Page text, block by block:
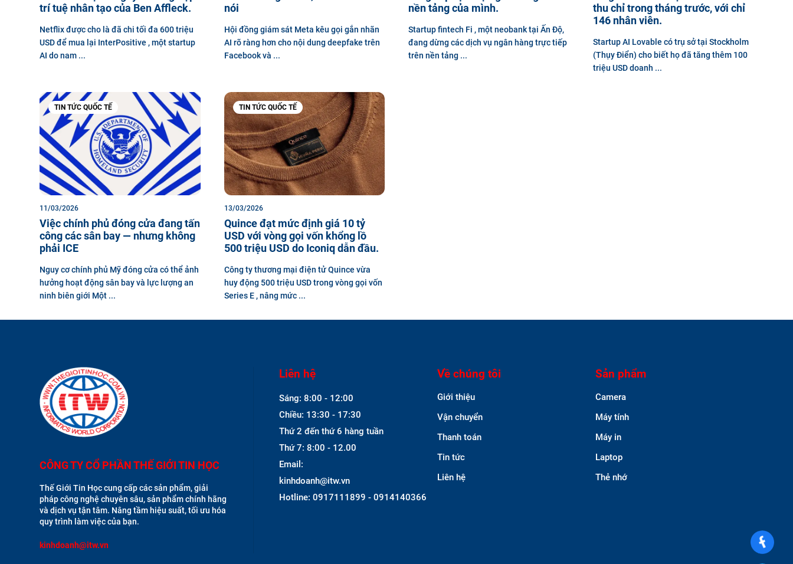
trí tuệ nhân tạo của Ben Affleck.
Netflix được cho là đã chi tối đa 600 triệu
USD để mua lại InterPositive , một startup
AI do nam ...
nói
Hội đồng giám sát Meta kêu gọi gắn nhãn
AI rõ ràng hơn cho nội dung deepfake trên
Facebook và ...
nền tảng của mình.
Startup fintech Fi , một neobank tại Ấn Độ,
đang dừng các dịch vụ ngân hàng trực tiếp
trên nền tảng ...
thu chỉ trong tháng trước, với chỉ
146 nhân viên.
Startup AI Lovable có trụ sở tại Stockholm
(Thụy Điển) cho biết họ đã tăng thêm 100
triệu USD doanh ...
TIN TỨC QUỐC TẾ
11/03/2026
Việc chính phủ đóng cửa đang tấn
công các sân bay — nhưng không
phải ICE
Nguy cơ chính phủ Mỹ đóng cửa có thể ảnh
hưởng hoạt động sân bay và lực lượng an
ninh biên giới Một ...
TIN TỨC QUỐC TẾ
13/03/2026
Quince đạt mức định giá 10 tỷ
USD với vòng gọi vốn khổng lồ
500 triệu USD do Iconiq dẫn đầu.
Công ty thương mại điện tử Quince vừa
huy động 500 triệu USD trong vòng gọi vốn
Series E , nâng mức ...
CÔNG TY CỔ PHẦN THẾ GIỚI TIN HỌC
Thế Giới Tin Học cung cấp các sản phẩm, giải
pháp công nghệ chuyên sâu, sản phẩm chính hãng
và dịch vụ tận tâm. Nâng tầm hiệu suất, tối ưu hóa
quy trình làm việc của bạn.
kinhdoanh@itw.vn
Liên hệ
Sáng: 8:00 - 12:00
Chiều: 13:30 - 17:30
Thứ 2 đến thứ 6 hàng tuần
Thứ 7: 8:00 - 12.00
Email:
kinhdoanh@itw.vn
Hotline: 0917111899 - 0914140366
Về chúng tôi
Giới thiệu
Vận chuyển
Thanh toán
Tin tức
Liên hệ
Sản phẩm
Camera
Máy tính
Máy in
Laptop
Thẻ nhớ